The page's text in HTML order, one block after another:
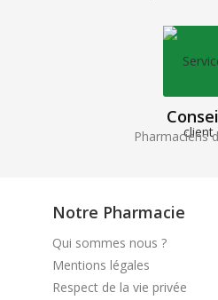
Pharmaciens
Notre Pharmacie
Qui sommes nous ?
Mentions légales
Respect de la vie privée